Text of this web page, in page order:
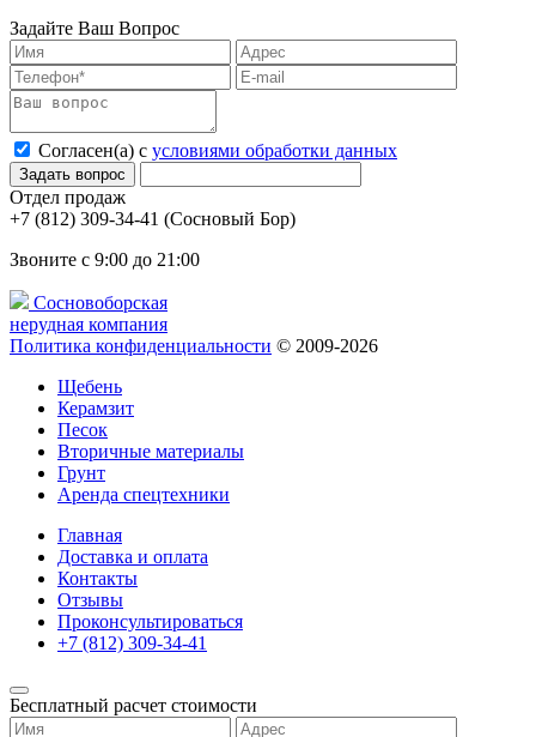
Задайте Ваш Вопрос
Согласен(а) с условиями обработки данных
Отдел продаж
(Сосновый Бор)
Звоните с 9:00 до 21:00
Сосновоборская
нерудная компания
Политика конфиденциальности © 2009-2026
Щебень
Керамзит
Песок
Вторичные материалы
Грунт
Аренда спецтехники
Главная
Доставка и оплата
Контакты
Отзывы
Проконсультироваться
Бесплатный расчет стоимости